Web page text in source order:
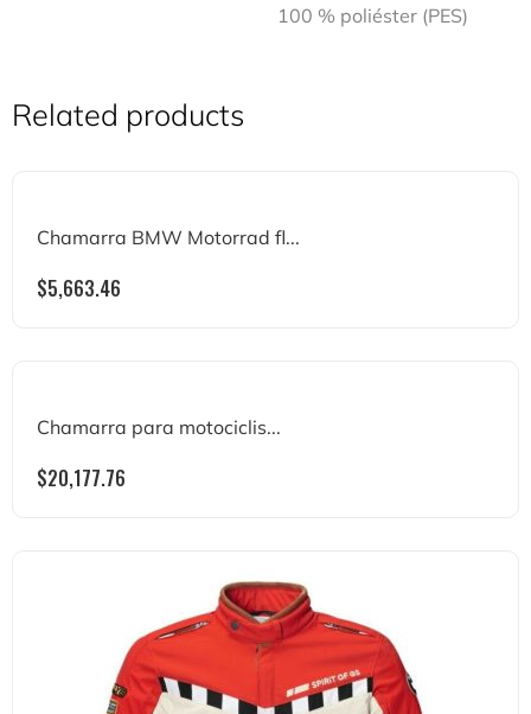
100 % poliéster (PES)
Related products
Chamarra BMW Motorrad fl...
$5,663.46
Chamarra para motociclis...
$20,177.76